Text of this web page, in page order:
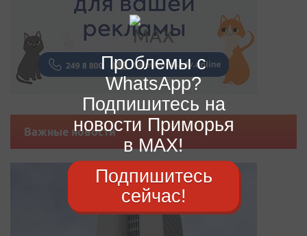
Важные новости
Проблемы с
WhatsApp?
Подпишитесь на
новости Приморья
в MAX!
Подпишитесь
сейчас!